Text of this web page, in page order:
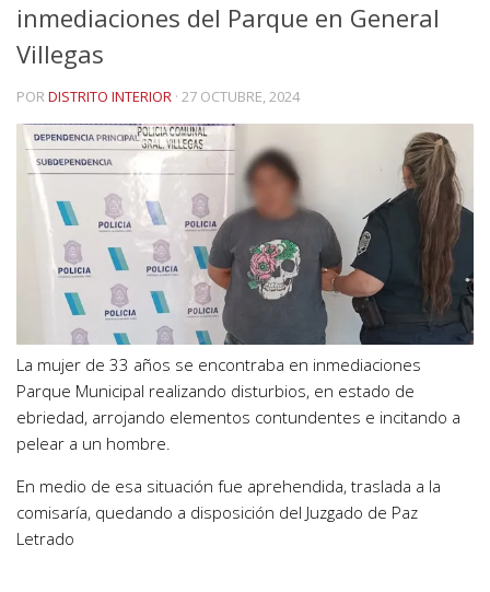
inmediaciones del Parque en General
Villegas
PORDISTRITO INTERIOR · 27 OCTUBRE, 2024
La mujer de 33 años se encontraba en inmediaciones
Parque Municipal realizando disturbios, en estado de
ebriedad, arrojando elementos contundentes e incitando a
pelear a un hombre.
En medio de esa situación fue aprehendida, traslada a la
comisaría, quedando a disposición del Juzgado de Paz
Letrado